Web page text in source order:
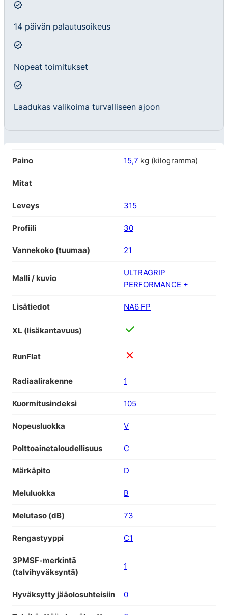
14 päivän palautusoikeus
Nopeat toimitukset
Laadukas valikoima turvalliseen ajoon
Paino 15,7 kg (kilogramma)
Mitat
Leveys 315
Profiili 30
Vannekoko (tuumaa) 21
Malli / kuvio
ULTRAGRIP
PERFORMANCE +
Lisätiedot NA6 FP
XL (lisäkantavuus)
RunFlat
Radiaalirakenne 1
Kuormitusindeksi 105
Nopeusluokka V
Polttoainetaloudellisuus C
Märkäpito D
Meluluokka B
Melutaso (dB) 73
Rengastyyppi C1
3PMSF-merkintä
(talvihyväksyntä)
1
Hyväksytty jääolosuhteisiin 0